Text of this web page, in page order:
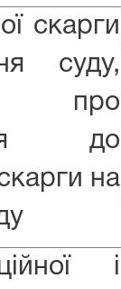
скарги
суду,
про
до
на
і